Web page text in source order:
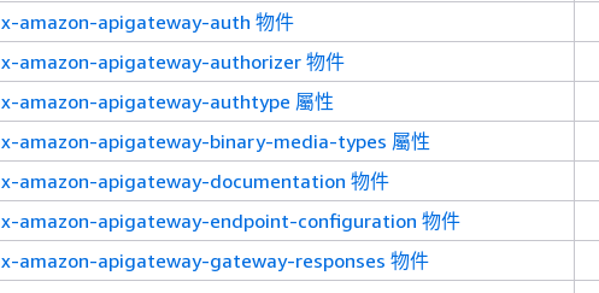
x-amazon-apigateway-auth 物件
x-amazon-apigateway-authorizer 物件
x-amazon-apigateway-authtype 屬性
x-amazon-apigateway-binary-media-types 屬性
x-amazon-apigateway-documentation 物件
x-amazon-apigateway-endpoint-configuration 物件
x-amazon-apigateway-gateway-responses 物件